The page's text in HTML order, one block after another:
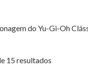
do Yu-Gi-Oh
15 resultados